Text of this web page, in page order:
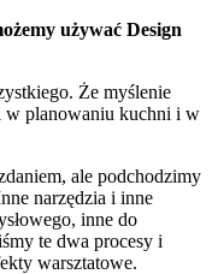
używać Design
Że myślenie
w planowaniu kuchni i w
ale podchodzimy
narzędzia i inne
inne do
te dwa procesy i
warsztatowe.